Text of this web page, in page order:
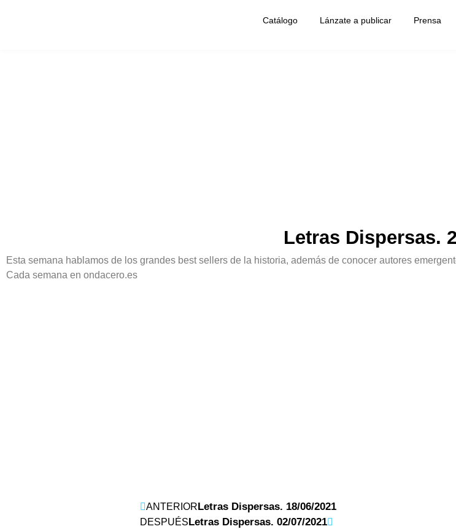
Catálogo Lánzate a publicar Prensa
Letras Dispersas.
Esta semana hablamos de los grandes best sellers de la historia, además de conocer autores
Cada semana en ondacero.es
ANTERIORLetras Dispersas. 18/06/2021
DESPUÉSLetras Dispersas. 02/07/2021